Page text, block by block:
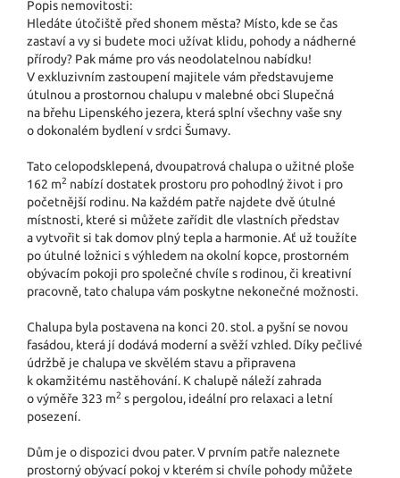
Popis nemovitosti:
Hledáte útočiště před shonem města? Místo, kde se čas
zastaví a vy si budete moci užívat klidu, pohody a nádherné
přírody? Pak máme pro vás neodolatelnou nabídku!
V exkluzivním zastoupení majitele vám představujeme
útulnou a prostornou chalupu v malebné obci Slupečná
na břehu Lipenského jezera, která splní všechny vaše sny
o dokonalém bydlení v srdci Šumavy.
Tato celopodsklepená, dvoupatrová chalupa o užitné ploše
162 m2 nabízí dostatek prostoru pro pohodlný život i pro
početnější rodinu. Na každém patře najdete dvě útulné
místnosti, které si můžete zařídit dle vlastních představ
a vytvořit si tak domov plný tepla a harmonie. Ať už toužíte
po útulné ložnici s výhledem na okolní kopce, prostorném
obývacím pokoji pro společné chvíle s rodinou, či kreativní
pracovně, tato chalupa vám poskytne nekonečné možnosti.
Chalupa byla postavena na konci 20. stol. a pyšní se novou
fasádou, která jí dodává moderní a svěží vzhled. Díky pečlivé
údržbě je chalupa ve skvělém stavu a připravena
k okamžitému nastěhování. K chalupě náleží zahrada
o výměře 323 m2 s pergolou, ideální pro relaxaci a letní
posezení.
Dům je o dispozici dvou pater. V prvním patře naleznete
prostorný obývací pokoj v kterém si chvíle pohody můžete